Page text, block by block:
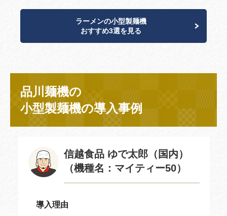
ラーメンの小型製麺機
おすすめ3選を見る
品川麺機の
小型製麺機の導入事例
信越食品 ゆで太郎（国内）
（機種名：マイティー50）
導入理由